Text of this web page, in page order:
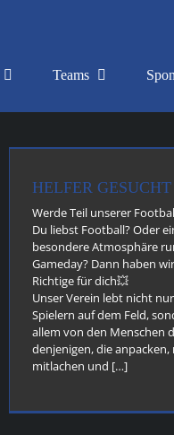
Teams
HELFER GESUCHT
Werde Teil unserer
Du liebst Football? Oder
besondere Atmosphäre
Gameday? Dann haben
Richtige für dich💥
Unser Verein lebt nicht
Spielern auf dem Feld,
allem von den Menschen
denjenigen, die
mitlachen und […]